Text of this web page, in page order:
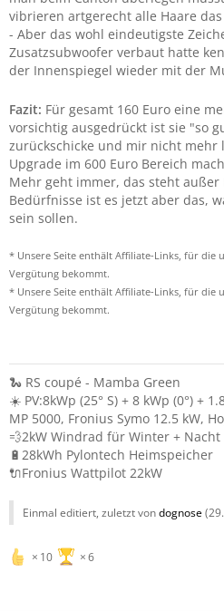
vibrieren artgerecht alle Haare
- Aber das wohl eindeutigste
Zusatzsubwoofer verbaut hatte
der Innenspiegel wieder mit der
Fazit: Für gesamt 160 Euro eine
vorsichtig ausgedrückt ist sie "so
zurückschicke und mir nicht mehr
Upgrade im 600 Euro Bereich
Mehr geht immer, das steht außer
Bedürfnisse ist es jetzt aber das,
sein sollen.
* Unsere Seite enthält Affiliate-Links, für die
Vergütung bekommt.
* Unsere Seite enthält Affiliate-Links, für die
Vergütung bekommt.
🐍 RS coupé - Mamba Green
☀️ PV:8kWp (25° S) + 8 kWp (0°) +
MP 5000, Fronius Symo 12.5 kW,
💨2kW Windrad für Winter + Nacht
🔋28kWh Pylontech Heimspeicher
🔌Fronius Wattpilot 22kW
Einmal editiert, zuletzt vondognose(
10 6